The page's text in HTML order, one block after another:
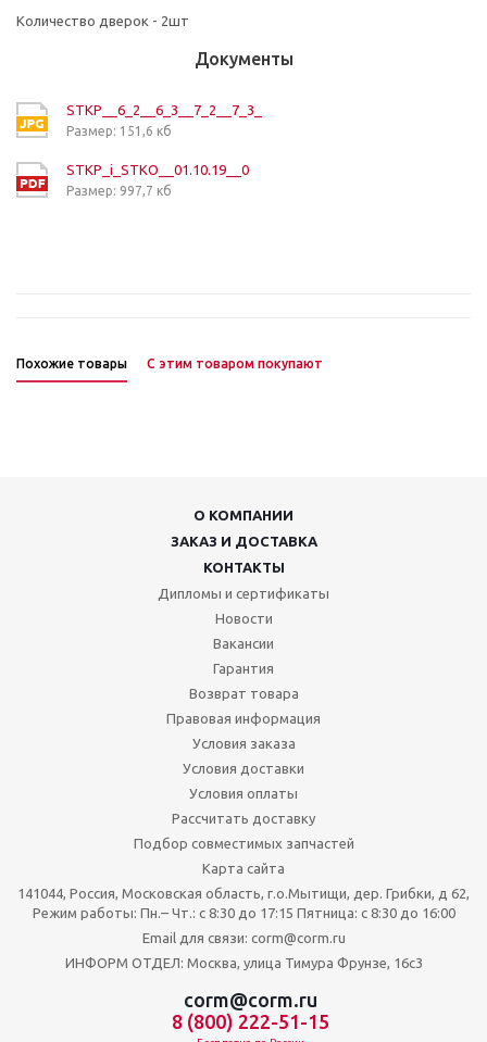
Количество дверок - 2шт
Документы
STKP__6_2__6_3__7_2__7_3_
Размер: 151,6 кб
STKP_i_STKO__01.10.19__0
Размер: 997,7 кб
Похожие товары С этим товаром покупают
О КОМПАНИИ
ЗАКАЗ И ДОСТАВКА
КОНТАКТЫ
Дипломы и сертификаты
Новости
Вакансии
Гарантия
Возврат товара
Правовая информация
Условия заказа
Условия доставки
Условия оплаты
Рассчитать доставку
Подбор совместимых запчастей
Карта сайта
141044, Россия, Московская область, г.о.Мытищи, дер. Грибки, д 62,
Режим работы: Пн.– Чт.: с 8:30 до 17:15 Пятница: c 8:30 до 16:00
Email для связи: corm@corm.ru
ИНФОРМ ОТДЕЛ: Москва, улица Тимура Фрунзе, 16с3
corm@corm.ru
8 (800) 222-51-15